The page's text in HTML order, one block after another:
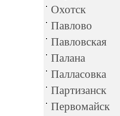
Охотск
Павлово
Павловская
Палана
Палласовка
Партизанск
Первомайск